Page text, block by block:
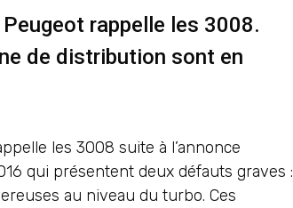
rappelle les 3008.
de distribution sont en
les 3008 suite à l’annonce
qui présentent deux défauts graves :
au niveau du turbo. Ces